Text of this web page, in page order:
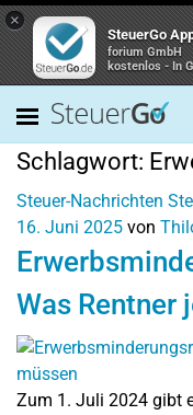
×
SteuerGo
forium GmbH
kostenlos - In
Schlagwort:
Steuer-Nachrichten
16. Juni 2025 von
Was Rentner
Zum 1. Juli 2024 gibt